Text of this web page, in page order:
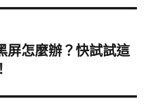
怎麼辦？快試試這